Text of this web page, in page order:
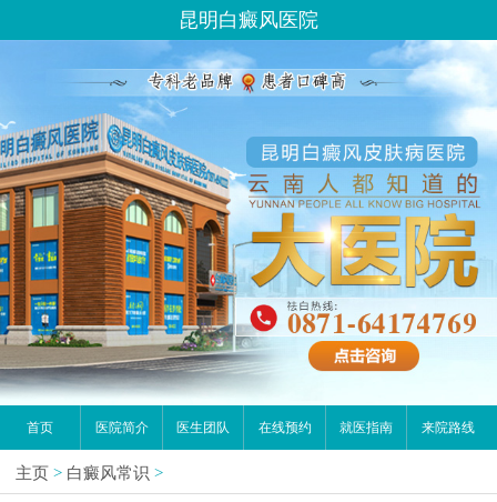
昆明白癜风医院
首页 医院简介 医生团队 在线预约 就医指南 来院路线
主页 > 白癜风常识 >